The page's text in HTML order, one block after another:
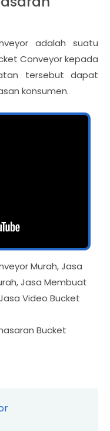
adalah suatu
Conveyor kepada
tersebut dapat
konsumen.
Murah, Jasa
Jasa Membuat
Video Bucket
Bucket